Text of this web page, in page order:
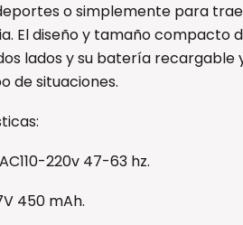
o simplemente para
El diseño y tamaño compacto
lados y su batería
de situaciones.
220v 47-63 hz.
450 mAh.